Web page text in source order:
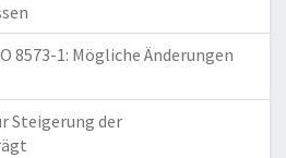
8573-1: Mögliche Änderungen
Steigerung der